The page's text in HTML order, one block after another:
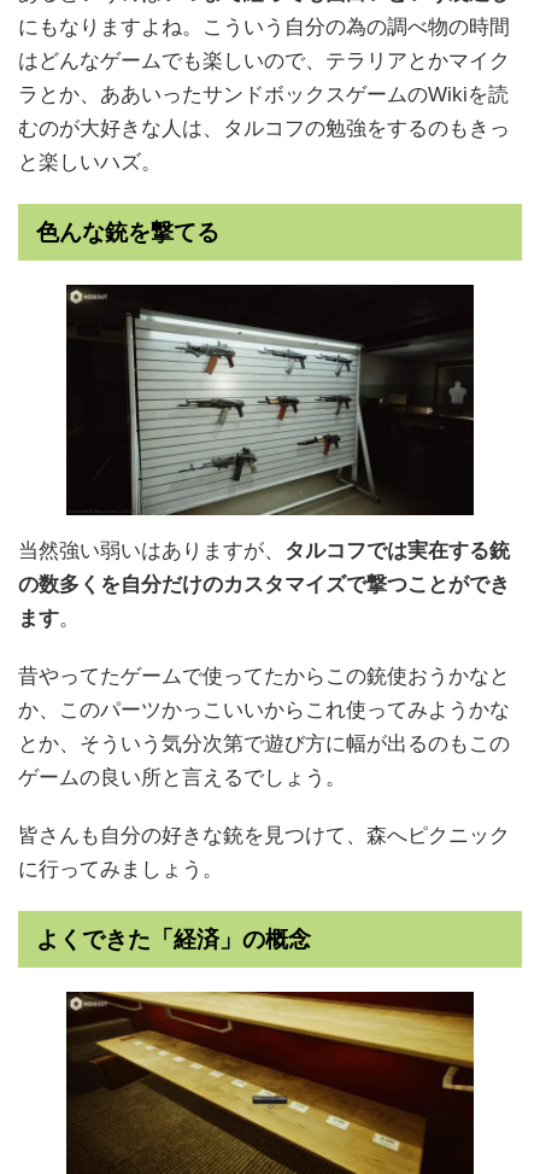
にもなりますよね。こういう自分の為の調べ物の時間
はどんなゲームでも楽しいので、テラリアとかマイク
ラとか、ああいったサンドボックスゲームのWikiを読
むのが大好きな人は、タルコフの勉強をするのもきっ
と楽しいハズ。
色んな銃を撃てる
当然強い弱いはありますが、 タルコフでは実在する銃
の数多くを自分だけのカスタマイズで撃つことができ
ます。
昔やってたゲームで使ってたからこの銃使おうかなと
か、このパーツかっこいいからこれ使ってみようかな
とか、そういう気分次第で遊び方に幅が出るのもこの
ゲームの良い所と言えるでしょう。
皆さんも自分の好きな銃を見つけて、森へピクニック
に行ってみましょう。
よくできた「経済」の概念